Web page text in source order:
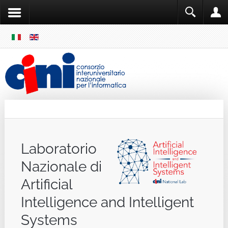
MENU
Laboratorio
Nazionale di
Artificial
Intelligence and Intelligent
Systems